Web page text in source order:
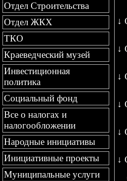
Отдел Строительства
Отдел ЖКХ
ТКО
Краеведческий музей
Инвестиционная
политика
Социальный фонд
Все о налогах и
налогообложении
Народные инициативы
Инициативные проекты
Муниципальные услуги
↓
↓
↓
↓
↓
↓